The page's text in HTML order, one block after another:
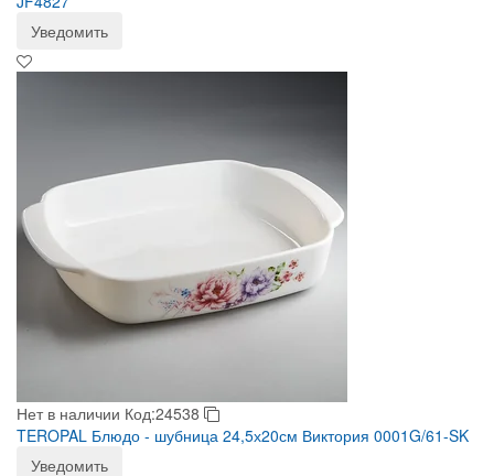
Уведомить
Нет в наличии Код:24538
TEROPAL Блюдо - шубница 24,5х20см Виктория 0001G/61-SK
Уведомить